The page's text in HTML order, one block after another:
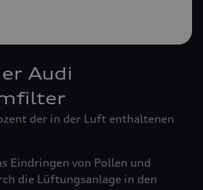
Audi
der in der Luft enthaltenen
Eindringen von Pollen und
die Lüftungsanlage in den